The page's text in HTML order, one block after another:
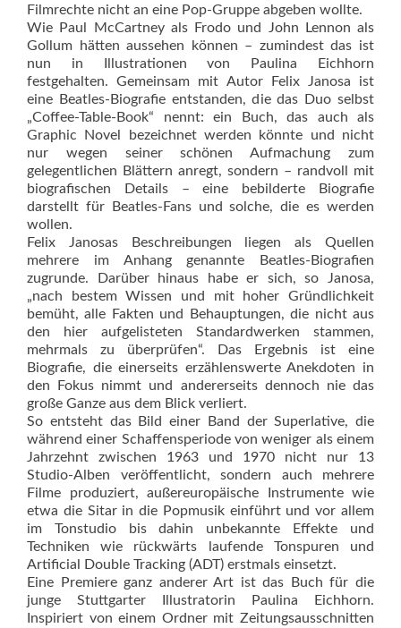
Filmrechte nicht an eine Pop-Gruppe abgeben wollte.
Wie Paul McCartney als Frodo und John Lennon als
Gollum hätten aussehen können – zumindest das ist
nun in Illustrationen von Paulina Eichhorn
festgehalten. Gemeinsam mit Autor Felix Janosa ist
eine Beatles-Biografie entstanden, die das Duo selbst
„Coffee-Table-Book“ nennt: ein Buch, das auch als
Graphic Novel bezeichnet werden könnte und nicht
nur wegen seiner schönen Aufmachung zum
gelegentlichen Blättern anregt, sondern – randvoll mit
biografischen Details – eine bebilderte Biografie
darstellt für Beatles-Fans und solche, die es werden
wollen.
Felix Janosas Beschreibungen liegen als Quellen
mehrere im Anhang genannte Beatles-Biografien
zugrunde. Darüber hinaus habe er sich, so Janosa,
„nach bestem Wissen und mit hoher Gründlichkeit
bemüht, alle Fakten und Behauptungen, die nicht aus
den hier aufgelisteten Standardwerken stammen,
mehrmals zu überprüfen“. Das Ergebnis ist eine
Biografie, die einerseits erzählenswerte Anekdoten in
den Fokus nimmt und andererseits dennoch nie das
große Ganze aus dem Blick verliert.
So entsteht das Bild einer Band der Superlative, die
während einer Schaffensperiode von weniger als einem
Jahrzehnt zwischen 1963 und 1970 nicht nur 13
Studio-Alben veröffentlicht, sondern auch mehrere
Filme produziert, außereuropäische Instrumente wie
etwa die Sitar in die Pop­musik einführt und vor allem
im Tonstudio bis dahin unbekannte Effekte und
Techniken wie rückwärts laufende Tonspuren und
Artificial Double Tracking (ADT) erstmals einsetzt.
Eine Premiere ganz anderer Art ist das Buch für die
junge Stuttgarter Illustratorin Paulina Eichhorn.
Inspiriert von einem Ordner mit Zeitungsausschnitten